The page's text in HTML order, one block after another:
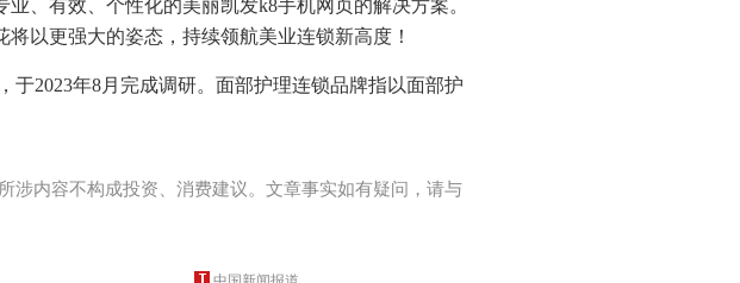
、有效、个性化的美丽凯发k8手机网页的解决方案。
以更强大的姿态，持续领航美业连锁新高度！
2023年8月完成调研。面部护理连锁品牌指以面部护
涉内容不构成投资、消费建议。文章事实如有疑问，请与